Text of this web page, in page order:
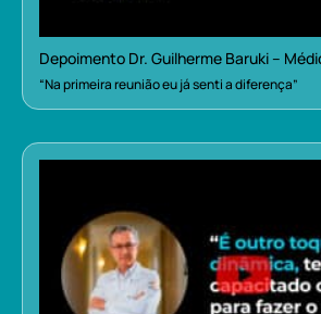
Depoimento Dr. Guilherme Baruki –
“Na primeira reunião eu já senti a diferença”